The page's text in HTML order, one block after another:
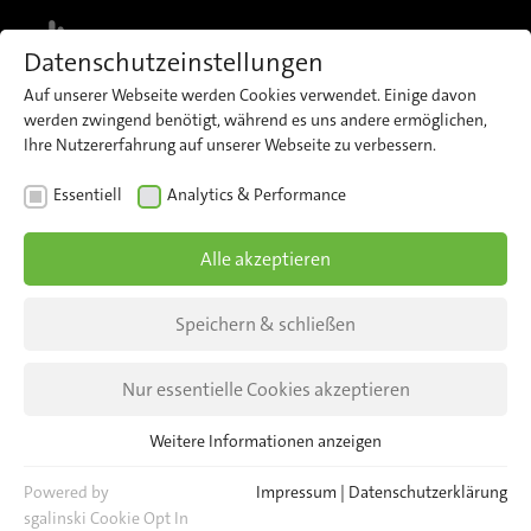
Impressionen von der
InnoTrans 2022
Innovativ, inspirierend, beeindruckend.
Datenschutzeinstellungen
Auf unserer Webseite werden Cookies verwendet. Einige davon
werden zwingend benötigt, während es uns andere ermöglichen,
Ihre Nutzererfahrung auf unserer Webseite zu verbessern.
Essentiell Analytics & Performance
Alle akzeptieren
Speichern & schließen
Nur essentielle Cookies akzeptieren
Essentielle Cookies werden für grundlegende Funktionen der
Webseite benötigt. Dadurch ist gewährleistet, dass die Webseite
Weitere Informationen anzeigen
Powered by
sgalinski Cookie Opt In
Impressum | Datenschutzerklärung